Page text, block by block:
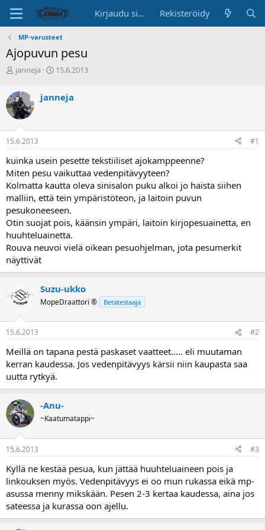
Kirjaudu sisään Rekisteröidy
MP-varusteet
Ajopuvun pesu
K
s
k
u
s
t
e
u
n
a
l
o
t
t
a
j
a
janneja
A
i
s
i
v
ä
15.6.2013
janneja
15.6.2013 #1
kuinka usein pesette tekstiiliset ajokamppeenne?
Miten pesu vaikuttaa vedenpitävyyteen?
Kolmatta kautta oleva sinisalon puku alkoi jo haista siihen
malliin, että tein ympäristöteon, ja laitoin puvun
pesukoneeseen.
Otin suojat pois, käänsin ympäri, laitoin kirjopesuainetta, en
huuhteluainetta.
Rouva neuvoi vielä oikean pesuohjelman, jota pesumerkit
näyttivät
Suzu-ukko
MopeDraattori ® Betatestaaja
15.6.2013 #2
Meillä on tapana pestä paskaset vaatteet..... eli muutaman
kerran kaudessa. Jos vedenpitävyys kärsii niin kaupasta saa
uutta rytkyä.
-Anu-
~Kaatumatappi~
15.6.2013 #3
Kyllä ne kestää pesua, kun jättää huuhteluaineen pois ja
linkouksen myös. Vedenpitävyys ei oo mun rukassa eikä mp-
asussa menny mikskään. Pesen 2-3 kertaa kaudessa, aina jos
sateessa ja kurassa oon ajellu.